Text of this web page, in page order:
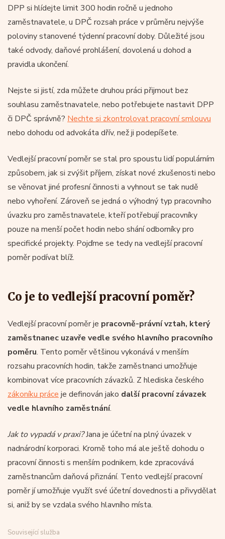
DPP si hlídejte limit 300 hodin ročně u jednoho
zaměstnavatele, u DPČ rozsah práce v průměru nejvýše
poloviny stanovené týdenní pracovní doby. Důležité jsou
také odvody, daňové prohlášení, dovolená u dohod a
pravidla ukončení.
Nejste si jistí, zda můžete druhou práci přijmout bez
souhlasu zaměstnavatele, nebo potřebujete nastavit DPP
či DPČ správně? Nechte si zkontrolovat pracovní smlouvu
nebo dohodu od advokáta dřív, než ji podepíšete.
Vedlejší pracovní poměr se stal pro spoustu lidí populárním
způsobem, jak si zvýšit příjem, získat nové zkušenosti nebo
se věnovat jiné profesní činnosti a vyhnout se tak nudě
nebo vyhoření. Zároveň se jedná o výhodný typ pracovního
úvazku pro zaměstnavatele, kteří potřebují pracovníky
pouze na menší počet hodin nebo shání odborníky pro
specifické projekty. Pojďme se tedy na vedlejší pracovní
poměr podívat blíž.
Co je to vedlejší pracovní poměr?
Vedlejší pracovní poměr je pracovně-právní vztah, který
zaměstnanec uzavře vedle svého hlavního pracovního
poměru. Tento poměr většinou vykonává v menším
rozsahu pracovních hodin, takže zaměstnanci umožňuje
kombinovat více pracovních závazků. Z hlediska českého
zákoníku práce je definován jako další pracovní závazek
vedle hlavního zaměstnání.
Jak to vypadá v praxi?Jana je účetní na plný úvazek v
nadnárodní korporaci. Kromě toho má ale ještě dohodu o
pracovní činnosti s menším podnikem, kde zpracovává
zaměstnancům daňová přiznání. Tento vedlejší pracovní
poměr jí umožňuje využít své účetní dovednosti a přivydělat
si, aniž by se vzdala svého hlavního místa.
Související služba